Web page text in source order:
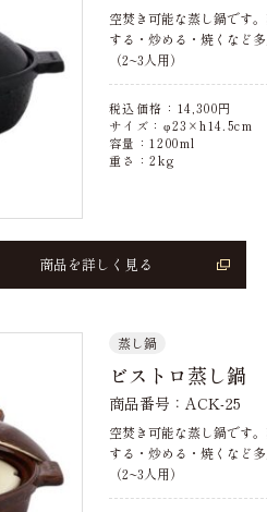
空焚き可能な蒸し鍋です
する・炒める・焼くなど
（2~3人用）
税込価格： 14,300円
サイズ：φ23×h14.5cm
容量：1200ml
重さ：2kg
商品を詳しく見る
蒸し鍋
ビストロ蒸し
商品番号：ACK-25
空焚き可能な蒸し鍋です
する・炒める・焼くなど
（2~3人用）